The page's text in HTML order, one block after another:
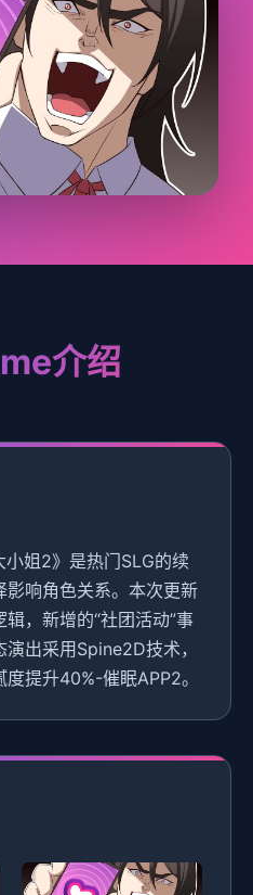
介绍
小姐2》是热门SLG的续
响角色关系。本次更新
，新增的“社团活动”事
出采用Spine2D技术，
提升40%-催眠APP2。